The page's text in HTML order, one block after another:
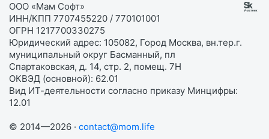
ООО «Мам Софт»
ИНН/КПП 7707455220 / 770101001
ОГРН 1217700330275
Юридический адрес: 105082, Город Москва, вн.тер.г.
муниципальный округ Басманный, пл
Спартаковская, д. 14, стр. 2, помещ. 7Н
ОКВЭД (основной): 62.01
Вид ИТ-деятельности согласно приказу Минцифры:
12.01
© 2014—2026 · contact@mom.life